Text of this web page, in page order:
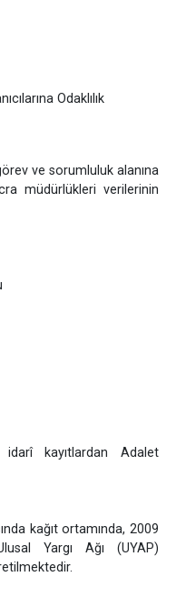
Odaklılık
ve sorumluluk alanına
müdürlükleri verilerinin
kayıtlardan Adalet
kağıt ortamında, 2009
Yargı Ağı (UYAP)